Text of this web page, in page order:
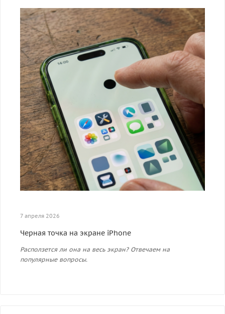
7 апреля 2026
Черная точка на экране iPhone
Расползется ли она на весь экран? Отвечаем на
популярные вопросы.